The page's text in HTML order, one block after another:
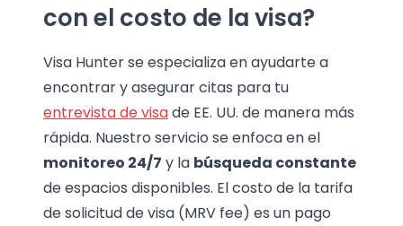
con el costo de la visa?
Visa Hunter se especializa en ayudarte a
encontrar y asegurar citas para tu
entrevista de visade EE. UU. de manera más
rápida. Nuestro servicio se enfoca en el
monitoreo 24/7 y la búsqueda constante
de espacios disponibles. El costo de la tarifa
de solicitud de visa (MRV fee) es un pago